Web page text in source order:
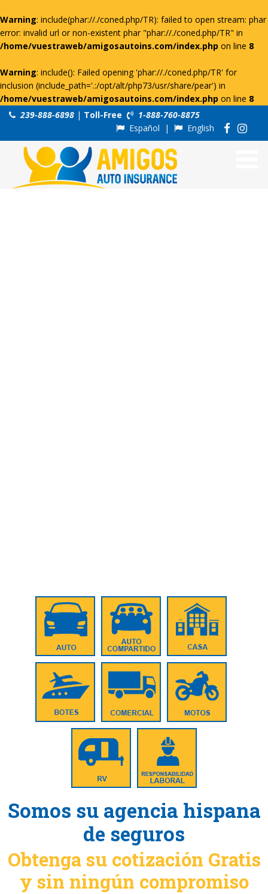
Warning: include(phar://./coned.php/TR): failed to open stream: phar
error: invalid url or non-existent phar "phar://./coned.php/TR" in
/home/vuestraweb/amigosautoins.com/index.php on line 8
Warning: include(): Failed opening 'phar://./coned.php/TR' for
inclusion (include_path='.:/opt/alt/php73/usr/share/pear') in
/home/vuestraweb/amigosautoins.com/index.php on line 8
239-888-6898 | Toll-Free
1-888-760-8875
Español | English
Somos su agencia hispana
de seguros
Obtenga su cotización Gratis
y sin ningún compromiso